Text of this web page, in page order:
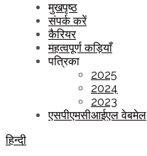
मुखपृष्ठ
संपर्क करें
कैरियर
महत्वपूर्ण कड़ियाँ
पत्रिका
2025
2024
2023
एसपीएमसीआईएल वेबमेल
हिन्दी